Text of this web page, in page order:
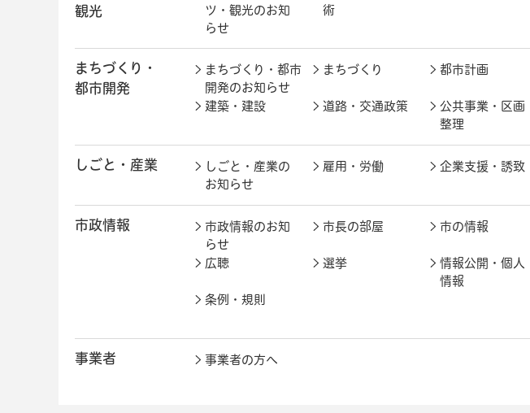
観光
ツ・観光のお知
らせ
術
まちづくり・
都市開発
まちづくり・都市
開発のお知らせ
まちづくり 都市計画
建築・建設 道路・交通政策
公共事業・区画
整理
しごと・産業
しごと・産業の
お知らせ
雇用・労働 企業支援・誘致
市政情報
市政情報のお知
らせ
市長の部屋 市の情報
広聴 選挙
情報公開・個人
情報
条例・規則
事業者 事業者の方へ